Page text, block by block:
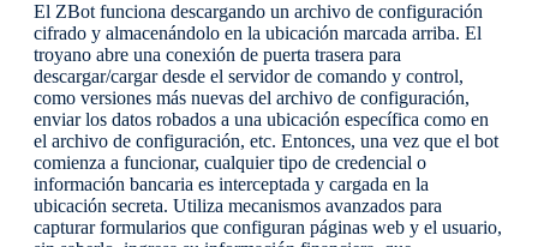
El ZBot funciona descargando un archivo de configuración
cifrado y almacenándolo en la ubicación marcada arriba. El
troyano abre una conexión de puerta trasera para
descargar/cargar desde el servidor de comando y control,
como versiones más nuevas del archivo de configuración,
enviar los datos robados a una ubicación específica como en
el archivo de configuración, etc. Entonces, una vez que el bot
comienza a funcionar, cualquier tipo de credencial o
información bancaria es interceptada y cargada en la
ubicación secreta. Utiliza mecanismos avanzados para
capturar formularios que configuran páginas web y el usuario,